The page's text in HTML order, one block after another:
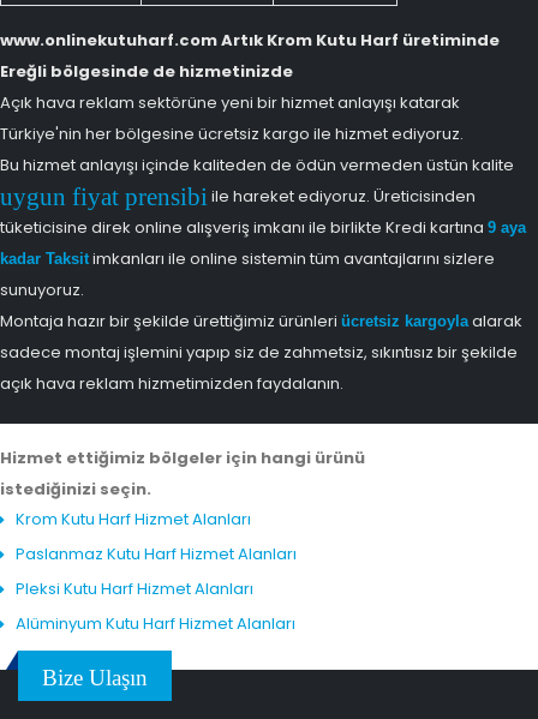
www.onlinekutuharf.com Artık Krom Kutu Harf üretiminde
Ereğli bölgesinde de hizmetinizde
Açık hava reklam sektörüne yeni bir hizmet anlayışı katarak
Türkiye'nin her bölgesine ücretsiz kargo ile hizmet ediyoruz.
Bu hizmet anlayışı içinde kaliteden de ödün vermeden üstün kalite
uygun fiyat prensibi ile hareket ediyoruz. Üreticisinden
tüketicisine direk online alışveriş imkanı ile birlikte Kredi kartına 9 aya
kadar Taksitimkanları ile online sistemin tüm avantajlarını sizlere
sunuyoruz.
Montaja hazır bir şekilde ürettiğimiz ürünleri ücretsiz kargoylaalarak
sadece montaj işlemini yapıp siz de zahmetsiz, sıkıntısız bir şekilde
açık hava reklam hizmetimizden faydalanın.
Hizmet ettiğimiz bölgeler için hangi ürünü
istediğinizi seçin.
Krom Kutu Harf Hizmet Alanları
Paslanmaz Kutu Harf Hizmet Alanları
Pleksi Kutu Harf Hizmet Alanları
Alüminyum Kutu Harf Hizmet Alanları
Bize Ulaşın